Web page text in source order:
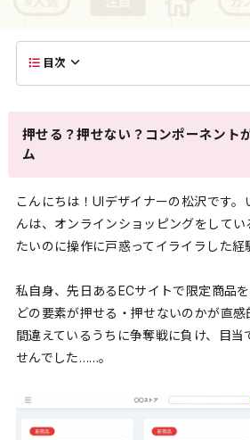
目次
押せる？押せない？コンポーネント
ム
こんにちは！UIデザイナーの松沢です
んは、オンラインショッピングをしてい
たいのに操作に戸惑ってイライラした経
私自身、先日あるECサイトで限定商品
どの要素が押せる・押せないのかが直感
間違えているうちに争奪戦に負け、目当
せんでした……。